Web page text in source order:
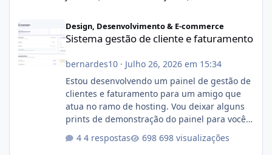
Design, Desenvolvimento & E-commerce
Sistema gestão de cliente e faturamento
bernardes10· Julho 26, 2026 em 15:34
Estou desenvolvendo um painel de gestão de
clientes e faturamento para um amigo que
atua no ramo de hosting. Vou deixar alguns
prints de demonstração do painel para vocês
darem a opinião de vocês. O sistema já está
com cerca de 80% concluído e conta com
4 respostas 698 visualizações